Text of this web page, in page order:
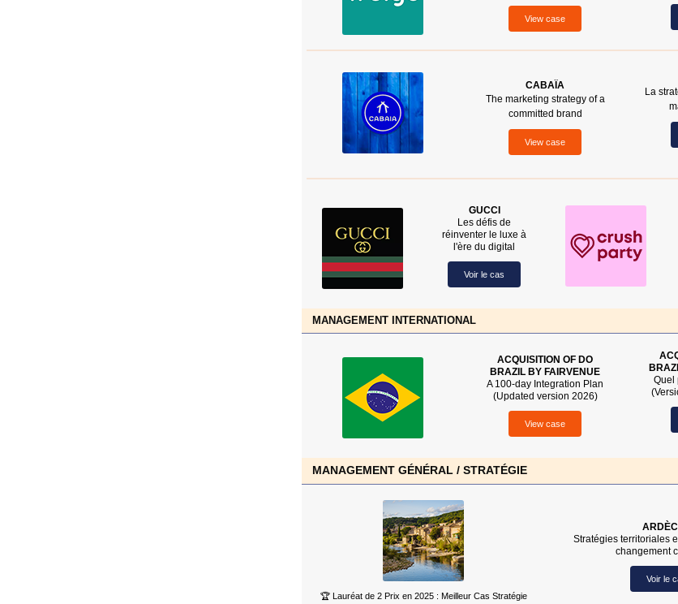
View case
CABAÏA
The marketing strategy of a
committed brand
View case
La
GUCCI
Les défis de
réinventer le luxe à
l'ère du digital
Voir le cas
MANAGEMENT INTERNATIONAL
ACQUISITION OF DO
BRAZIL BY FAIRVENUE
A 100-day Integration Plan
(Updated version 2026)
View case
Quel
MANAGEMENT GÉNÉRAL / STRATÉGIE
🏆️ Lauréat de 2 Prix en 2025 : Meilleur Cas Stratégie
Stratégies territoriales
changement
Voir le